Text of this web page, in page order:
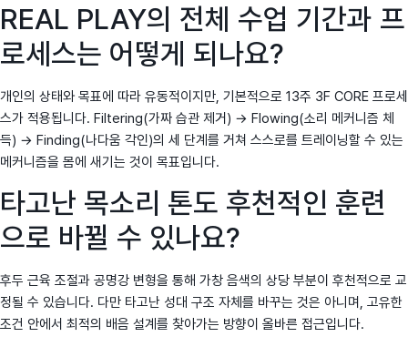
REAL PLAY의 전체 수업 기간과 프
로세스는 어떻게 되나요?
개인의 상태와 목표에 따라 유동적이지만, 기본적으로 13주 3F CORE 프로세
스가 적용됩니다. Filtering(가짜 습관 제거) → Flowing(소리 메커니즘 체
득) → Finding(나다움 각인)의 세 단계를 거쳐 스스로를 트레이닝할 수 있는
메커니즘을 몸에 새기는 것이 목표입니다.
타고난 목소리 톤도 후천적인 훈련
으로 바뀔 수 있나요?
후두 근육 조절과 공명강 변형을 통해 가창 음색의 상당 부분이 후천적으로 교
정될 수 있습니다. 다만 타고난 성대 구조 자체를 바꾸는 것은 아니며, 고유한
조건 안에서 최적의 배음 설계를 찾아가는 방향이 올바른 접근입니다.